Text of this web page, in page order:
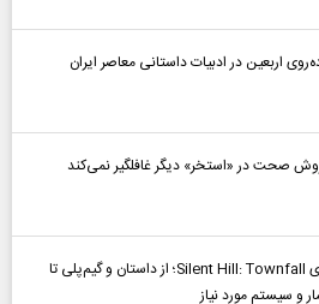
اربعین در ادبیات داستانی معاصر ایران
صحت در «استخر» دیگر غافلگیر نمی‌کند
بررسی بازی Silent Hill: Townfall؛ از داستان و گیم‌پلی تا
و سیستم مورد نیاز